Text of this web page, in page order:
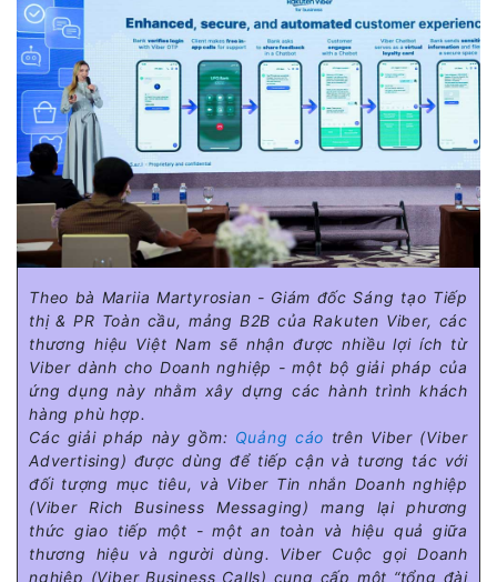
Theo bà Mariia Martyrosian - Giám đốc Sáng tạo Tiếp
thị & PR Toàn cầu, mảng B2B của Rakuten Viber, các
thương hiệu Việt Nam sẽ nhận được nhiều lợi ích từ
Viber dành cho Doanh nghiệp - một bộ giải pháp của
ứng dụng này nhằm xây dựng các hành trình khách
hàng phù hợp.
Các giải pháp này gồm: Quảng cáo trên Viber (Viber
Advertising) được dùng để tiếp cận và tương tác với
đối tượng mục tiêu, và Viber Tin nhắn Doanh nghiệp
(Viber Rich Business Messaging) mang lại phương
thức giao tiếp một - một an toàn và hiệu quả giữa
thương hiệu và người dùng. Viber Cuộc gọi Doanh
nghiệp (Viber Business Calls) cung cấp một “tổng đài